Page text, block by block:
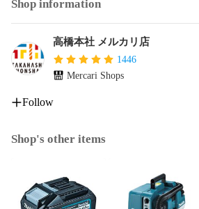
Shop information
高橋本社 メルカリ店
1446
Mercari Shops
Follow
Shop's other items